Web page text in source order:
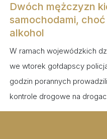
Dwóch mężczyzn
samochodami,
alkohol
W ramach wojewódzkich
we wtorek gołdapscy
godzin porannych
kontrole drogowe na